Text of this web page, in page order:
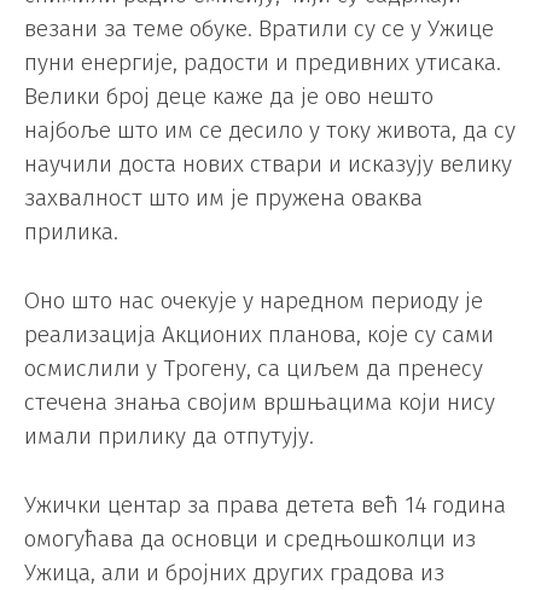
везани за теме обуке. Вратили су се у Ужице
пуни енергије, радости и предивних утисака.
Велики број деце каже да је ово нешто
најбоље што им се десило у току живота, да су
научили доста нових ствари и исказују велику
захвалност што им је пружена оваква
прилика.
Оно што нас очекује у наредном периоду је
реализација Акционих планова, које су сами
осмислили у Трогену, са циљем да пренесу
стечена знања својим вршњацима који нису
имали прилику да отпутују.
Ужички центар за права детета већ 14 година
омогућава да основци и средњошколци из
Ужица, али и бројних других градова из